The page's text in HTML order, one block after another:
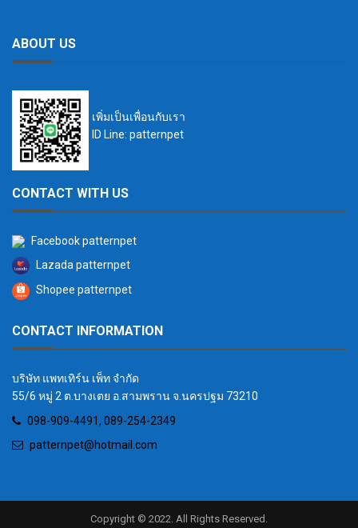
ABOUT US
เพิ่มเป็นเพื่อนกับเรา
ID Line: patternpet
CONTACT WITH US
Facebook patternpet
Lazada patternpet
Shopee patternpet
CONTACT INFORMATION
บริษัท แพทเทิร์น เพ็ท จำกัด
55/6 หมู่ 2 ต.บางเตย อ.สามพราน จ.นครปฐม 73210
098-909-4491, 089-254-2349
patternpet@hotmail.com
Copyright © 2022. All Rights Reserved.